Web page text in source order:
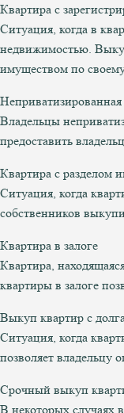
Квартира с
Ситуация, когда в
недвижимостью.
имуществом по
Неприватизированная
Владельцы
предоставить
Квартира с разделом
Ситуация, когда
собственников
Квартира в залоге
Квартира,
квартиры в залоге
Выкуп квартир с
Ситуация, когда
позволяет владельцу
Срочный выкуп
В некоторых случаях